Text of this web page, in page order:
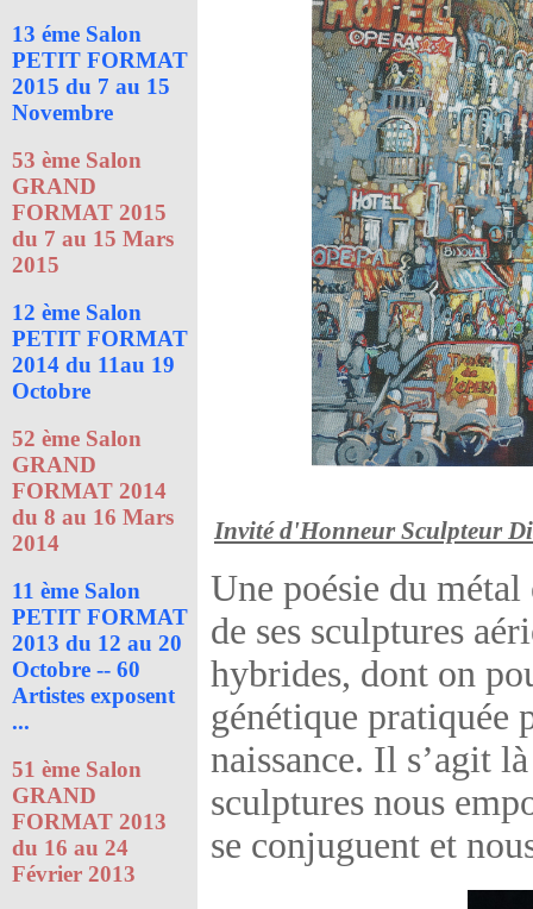
13 éme Salon
PETIT FORMAT
2015 du 7 au 15
Novembre
53 ème Salon
GRAND
FORMAT 2015
du 7 au 15 Mars
2015
12 ème Salon
PETIT FORMAT
2014 du 11au 19
Octobre
52 ème Salon
GRAND
FORMAT 2014
du 8 au 16 Mars
2014
11 ème Salon
PETIT FORMAT
2013 du 12 au 20
Octobre -- 60
Artistes exposent
...
51 ème Salon
GRAND
FORMAT 2013
du 16 au 24
Février 2013
Invité d'Honneur Sculpteur
Une poésie du
de ses sculptures
hybrides, dont on
génétique pratiquée
naissance. Il s’agit
sculptures nous
se conjuguent et